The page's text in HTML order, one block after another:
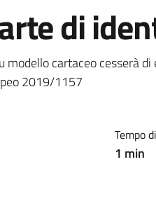
di
notizia
modello cartaceo cesserà
2019/1157
Tempo
1 min